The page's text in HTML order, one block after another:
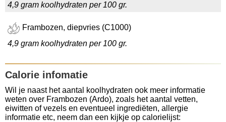
4,9 gram koolhydraten per 100 gr.
Frambozen, diepvries (C1000)
4,9 gram koolhydraten per 100 gr.
Calorie infomatie
Wil je naast het aantal koolhydraten ook meer informatie
weten over Frambozen (Ardo), zoals het aantal vetten,
eiwitten of vezels en eventueel ingrediëten, allergie
informatie etc, neem dan een kijkje op calorielijst: